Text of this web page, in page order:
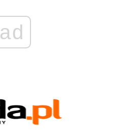
ad